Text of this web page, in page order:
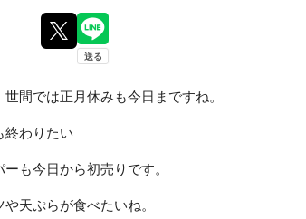
世間では正月休みも今日まですね。
終わりたい
ーも今日から初売りです。
や天ぷらが食べたいね。